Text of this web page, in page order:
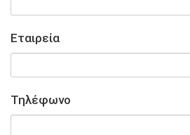
Εταιρεία
Τηλέφωνο